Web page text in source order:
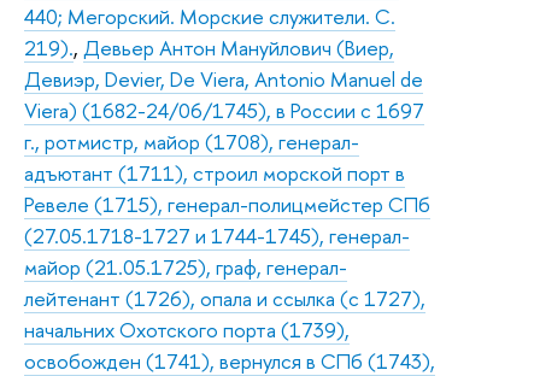
440; Мегорский. Морские служители. С.
219)., Девьер Антон Мануйлович (Виер,
Девиэр, Devier, De Viera, Antonio Manuel de
Viera) (1682-24/06/1745), в России с 1697
г., ротмистр, майор (1708), генерал-
адъютант (1711), строил морской порт в
Ревеле (1715), генерал-полицмейстер СПб
(27.05.1718-1727 и 1744-1745), генерал-
майор (21.05.1725), граф, генерал-
лейтенант (1726), опала и ссылка (с 1727),
начальних Охотского порта (1739),
освобожден (1741), вернулся в СПб (1743),